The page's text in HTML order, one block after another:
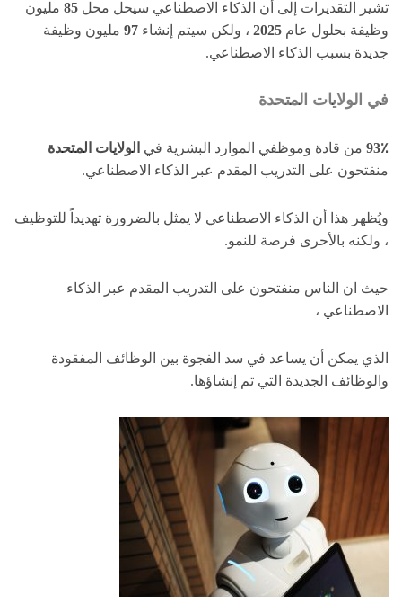
تشير التقديرات إلى أن الذكاء الاصطناعي سيحل محل 85 مليون
وظيفة بحلول عام 2025 ، ولكن سيتم إنشاء 97 مليون وظيفة
جديدة بسبب الذكاء الاصطناعي.
في الولايات المتحدة
93٪ من قادة وموظفي الموارد البشرية في الولايات المتحدة
منفتحون على التدريب المقدم عبر الذكاء الاصطناعي.
ويُظهر هذا أن الذكاء الاصطناعي لا يمثل بالضرورة تهديداً للتوظيف
، ولكنه بالأحرى فرصة للنمو.
حيث ان الناس منفتحون على التدريب المقدم عبر الذكاء
الاصطناعي ،
الذي يمكن أن يساعد في سد الفجوة بين الوظائف المفقودة
والوظائف الجديدة التي تم إنشاؤها.